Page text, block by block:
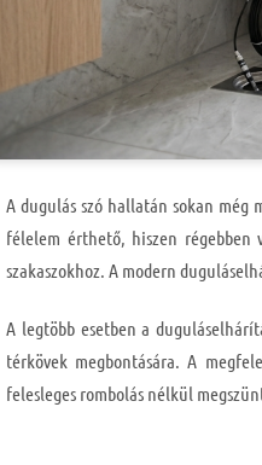
A dugulás szó hallatán sokan
félelem érthető, hiszen régebben
szakaszokhoz. A modern
A legtöbb esetben a
térkövek megbontására. A
felesleges rombolás nélkül